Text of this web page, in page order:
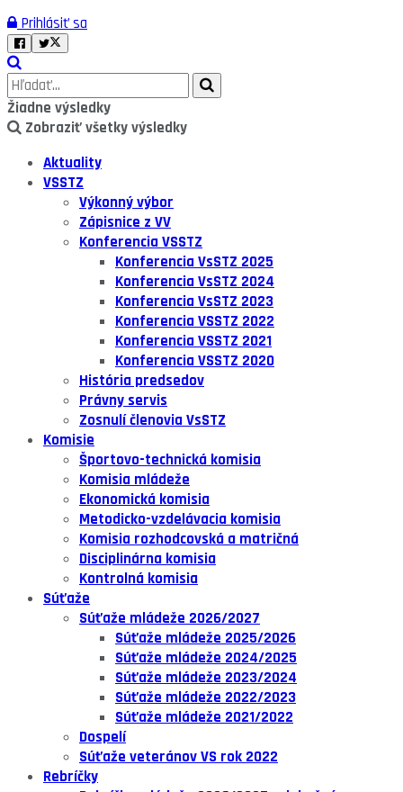
Prihlásiť sa
Žiadne výsledky
Zobraziť všetky výsledky
Aktuality
VSSTZ
Výkonný výbor
Zápisnice z VV
Konferencia VSSTZ
Konferencia VsSTZ 2025
Konferencia VsSTZ 2024
Konferencia VsSTZ 2023
Konferencia VSSTZ 2022
Konferencia VSSTZ 2021
Konferencia VSSTZ 2020
História predsedov
Právny servis
Zosnulí členovia VsSTZ
Komisie
Športovo-technická komisia
Komisia mládeže
Ekonomická komisia
Metodicko-vzdelávacia komisia
Komisia rozhodcovská a matričná
Disciplinárna komisia
Kontrolná komisia
Súťaže
Súťaže mládeže 2026/2027
Súťaže mládeže 2025/2026
Súťaže mládeže 2024/2025
Súťaže mládeže 2023/2024
Súťaže mládeže 2022/2023
Súťaže mládeže 2021/2022
Dospelí
Súťaže veteránov VS rok 2022
Rebríčky